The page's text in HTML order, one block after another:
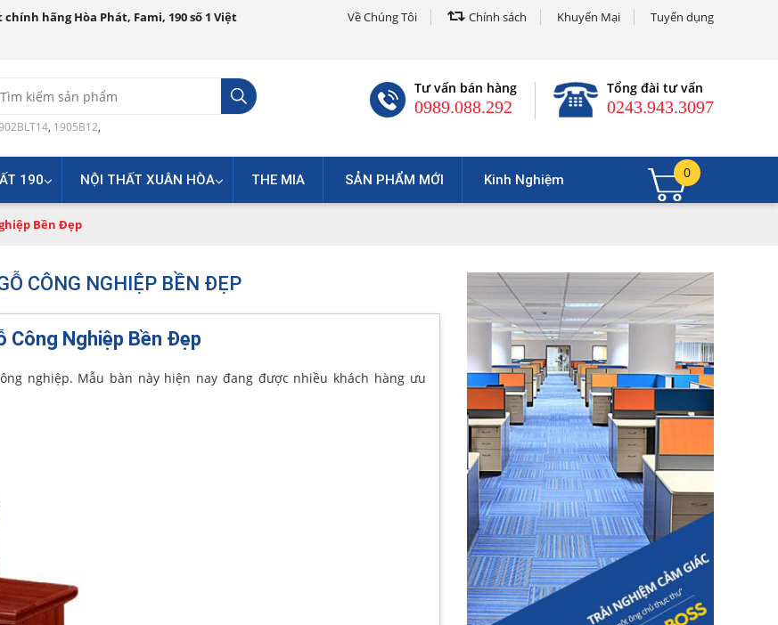
hãng Hòa Phát, Fami, 190 số 1 Việt
Về Chúng Tôi Chính sách Khuyến Mại Tuyển dụng
for:
, 1905B12,
Tư vấn bán hàng
0989.088.292
Tổng đài tư vấn
0243.943.3097
190 NỘI THẤT XUÂN HÒA THE MIA SẢN PHẨM MỚI Kinh Nghiệm 0
Bền Đẹp
CÔNG NGHIỆP BỀN ĐẸP
Công Nghiệp Bền Đẹp
nghiệp. Mẫu bàn này hiện nay đang được nhiều khách hàng ưu